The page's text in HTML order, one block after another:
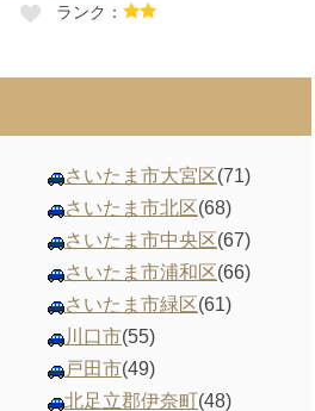
ランク：
さいたま市大宮区(71)
さいたま市北区(68)
さいたま市中央区(67)
さいたま市浦和区(66)
さいたま市緑区(61)
川口市(55)
戸田市(49)
北足立郡伊奈町(48)